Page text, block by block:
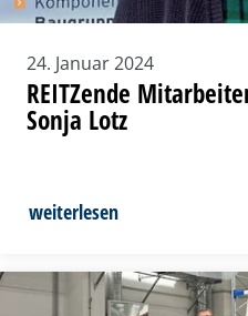
24. Januar 2024
REITZende
Sonja Lotz
weiterlesen